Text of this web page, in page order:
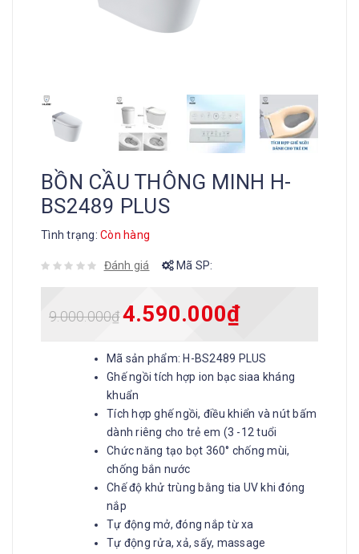
BỒN CẦU THÔNG MINH H-
BS2489 PLUS
Tình trạng: Còn hàng
Đánh giá Mã SP:
9.000.000₫4.590.000₫
Mã sản phẩm: H-BS2489 PLUS
Ghế ngồi tích hợp ion bạc siaa kháng
khuẩn
Tích hợp ghế ngồi, điều khiển và nút bấm
dành riêng cho trẻ em (3 -12 tuổi
Chức năng tạo bọt 360° chống mùi,
chống bắn nước
Chế độ khử trùng bằng tia UV khi đóng
nắp
Tự động mở, đóng nắp từ xa
Tự động rửa, xả, sấy, massage